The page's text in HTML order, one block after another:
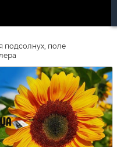
подсолнух, поле